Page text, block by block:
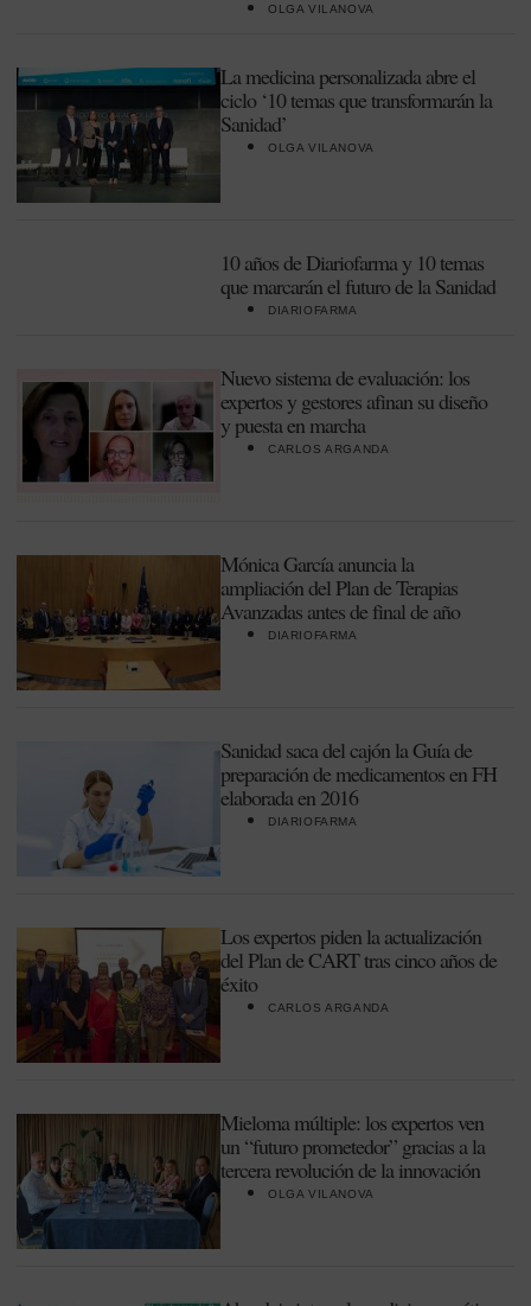
OLGA VILANOVA
La medicina personalizada abre el
ciclo ‘10 temas que transformarán la
Sanidad’
OLGA VILANOVA
10 años de Diariofarma y 10 temas
que marcarán el futuro de la Sanidad
DIARIOFARMA
Nuevo sistema de evaluación: los
expertos y gestores afinan su diseño
y puesta en marcha
CARLOS ARGANDA
Mónica García anuncia la
ampliación del Plan de Terapias
Avanzadas antes de final de año
DIARIOFARMA
Sanidad saca del cajón la Guía de
preparación de medicamentos en FH
elaborada en 2016
DIARIOFARMA
Los expertos piden la actualización
del Plan de CART tras cinco años de
éxito
CARLOS ARGANDA
Mieloma múltiple: los expertos ven
un “futuro prometedor” gracias a la
tercera revolución de la innovación
OLGA VILANOVA